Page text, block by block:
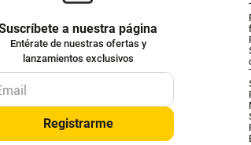
a nuestra página
Entérate de nuestras ofertas y
lanzamientos exclusivos
Registrarme